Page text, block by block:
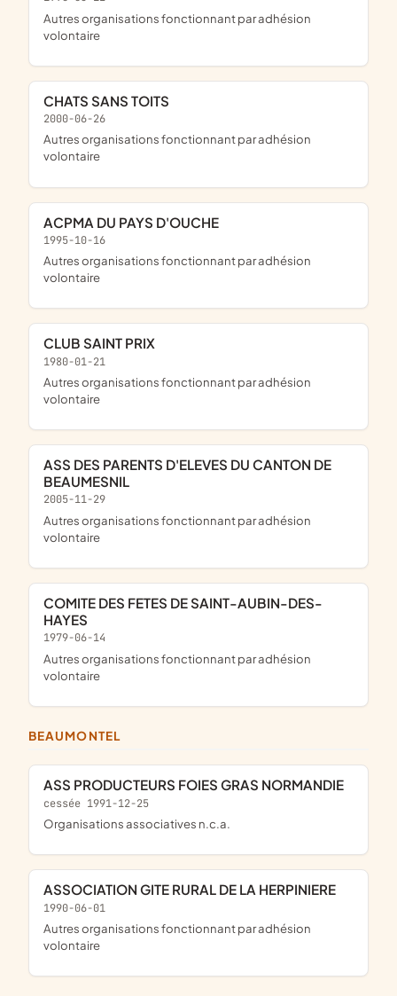
Autres organisations fonctionnant par adhésion
volontaire
CHATS SANS TOITS
2000-06-26
Autres organisations fonctionnant par adhésion
volontaire
ACPMA DU PAYS D'OUCHE
1995-10-16
Autres organisations fonctionnant par adhésion
volontaire
CLUB SAINT PRIX
1980-01-21
Autres organisations fonctionnant par adhésion
volontaire
ASS DES PARENTS D'ELEVES DU CANTON DE
BEAUMESNIL
2005-11-29
Autres organisations fonctionnant par adhésion
volontaire
COMITE DES FETES DE SAINT-AUBIN-DES-
HAYES
1979-06-14
Autres organisations fonctionnant par adhésion
volontaire
BEAUMONTEL
ASS PRODUCTEURS FOIES GRAS NORMANDIE
cessée 1991-12-25
Organisations associatives n.c.a.
ASSOCIATION GITE RURAL DE LA HERPINIERE
1990-06-01
Autres organisations fonctionnant par adhésion
volontaire